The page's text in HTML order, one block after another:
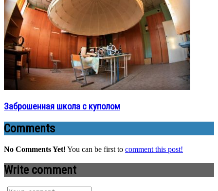
Заброшенная школа с куполом
Comments
No Comments Yet! You can be first to comment this post!
Write comment